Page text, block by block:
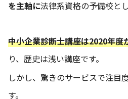
を主軸に法律系資格の予備校と
中小企業診断士講座は2020年度
り、歴史は浅い講座です。
しかし、驚きのサービスで注目
す。